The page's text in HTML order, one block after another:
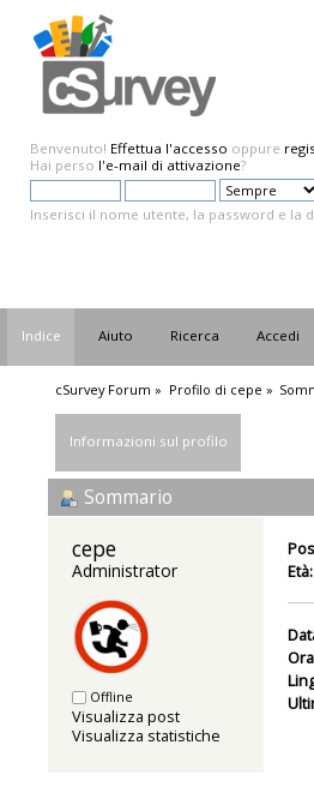
Benvenuto! Effettua l'accesso oppure
Hai perso l'e-mail di attivazione?
Inserisci il nome utente, la password e la
Indice Aiuto Ricerca Accedi
cSurvey Forum » Profilo di cepe »
Informazioni sul profilo
Sommario
cepe
Administrator
Offline
Visualizza post
Visualizza statistiche
Età: